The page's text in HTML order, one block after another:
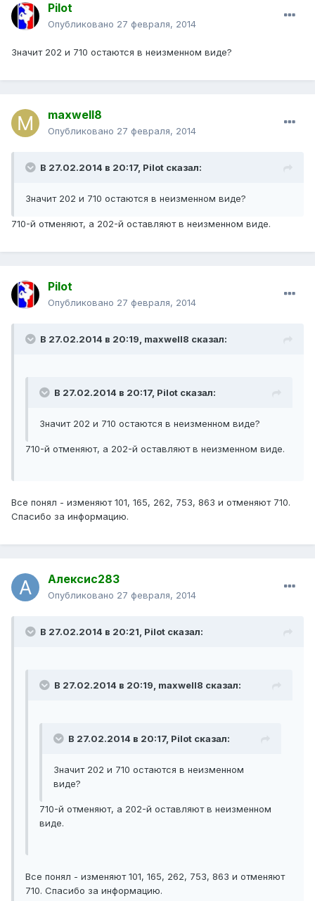
Pilot
Опубликовано 27 февраля, 2014
Значит 202 и 710 остаются в неизменном виде?
maxwell8
Опубликовано 27 февраля, 2014
В 27.02.2014 в 20:17, Pilot сказал:
Значит 202 и 710 остаются в неизменном виде?
710-й отменяют, а 202-й оставляют в неизменном виде.
Pilot
Опубликовано 27 февраля, 2014
В 27.02.2014 в 20:19, maxwell8 сказал:
В 27.02.2014 в 20:17, Pilot сказал:
Значит 202 и 710 остаются в неизменном виде?
710-й отменяют, а 202-й оставляют в неизменном виде.
Все понял - изменяют 101, 165, 262, 753, 863 и отменяют 710.
Спасибо за информацию.
Алексис283
Опубликовано 27 февраля, 2014
В 27.02.2014 в 20:21, Pilot сказал:
В 27.02.2014 в 20:19, maxwell8 сказал:
В 27.02.2014 в 20:17, Pilot сказал:
Значит 202 и 710 остаются в неизменном
виде?
710-й отменяют, а 202-й оставляют в неизменном
виде.
Все понял - изменяют 101, 165, 262, 753, 863 и отменяют
710. Спасибо за информацию.